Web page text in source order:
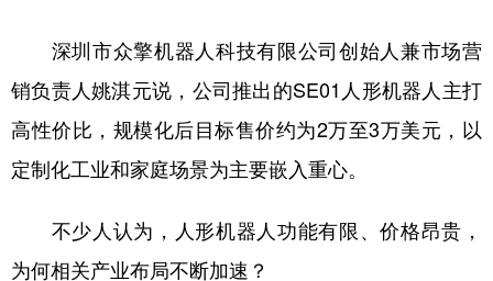
深圳市众擎机器人科技有限公司创始人兼市场营
销负责人姚淇元说，公司推出的SE01人形机器人主打
高性价比，规模化后目标售价约为2万至3万美元，以
定制化工业和家庭场景为主要嵌入重心。
不少人认为，人形机器人功能有限、价格昂贵，
为何相关产业布局不断加速？